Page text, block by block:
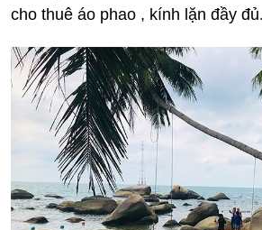
cho thuê áo phao , kính lặn đầy đủ.